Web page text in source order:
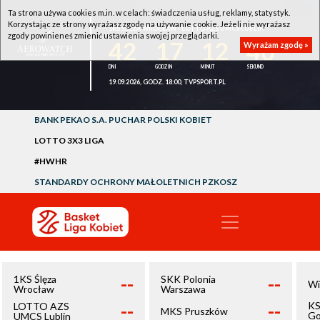
1KS ŚLĘZA WROCŁAW - LOTTO AZS UMCS LUBLIN
39
19.09.2026, GODZ. 18:00, TVPSPORT.PL
BANK PEKAO S.A. PUCHAR POLSKI KOBIET
LOTTO 3X3 LIGA
#HWHR
STANDARDY OCHRONY MAŁOLETNICH PZKOSZ
1KS Ślęza
Wrocław
--
LOTTO AZS
UMCS Lublin
--
SKK Polonia
Warszawa
--
MKS Pruszków --
Ta strona używa cookies m.in. w celach: świadczenia usług, reklamy, statystyk.
Korzystając ze strony wyrażasz zgodę na używanie cookie. Jeżeli nie wyrażasz
zgody powinieneś zmienić ustawienia swojej przeglądarki.
Wyrażam zgodę »